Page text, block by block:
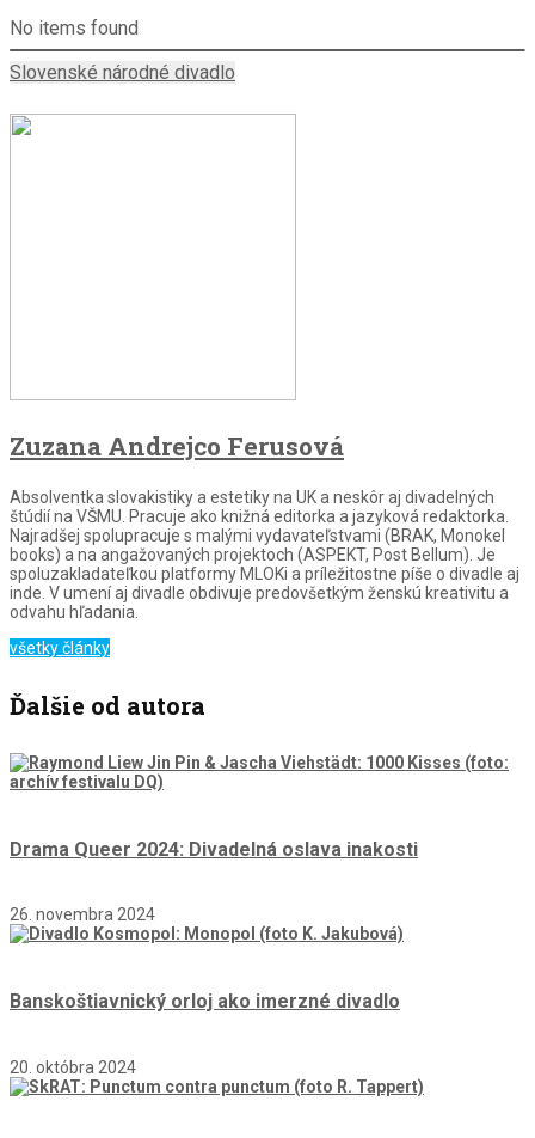
No items found
Slovenské národné divadlo
Zuzana Andrejco Ferusová
Absolventka slovakistiky a estetiky na UK a neskôr aj divadelných
štúdií na VŠMU. Pracuje ako knižná editorka a jazyková redaktorka.
Najradšej spolupracuje s malými vydavateľstvami (BRAK, Monokel
books) a na angažovaných projektoch (ASPEKT, Post Bellum). Je
spoluzakladateľkou platformy MLOKi a príležitostne píše o divadle aj
inde. V umení aj divadle obdivuje predovšetkým ženskú kreativitu a
odvahu hľadania.
všetky články
Ďalšie od autora
Drama Queer 2024: Divadelná oslava inakosti
26. novembra 2024
Banskoštiavnický orloj ako imerzné divadlo
20. októbra 2024